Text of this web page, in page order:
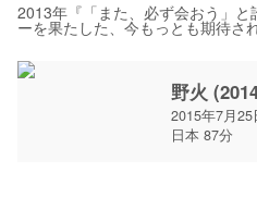
2013年『「また、必ず会おう」
ーを果たした、今もっとも期待さ
野火
2015年7月25
日本 87分